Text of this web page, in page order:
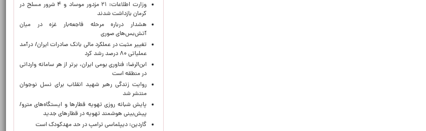
وزارت اطلاعات: ۲۱ مزدور موساد و ۴ شرور مسلح در
کرمان بازداشت شدند
هشدار درباره مرحله فاجعه‌بار غزه در میان
آتش‌بس‌های صوری
تغییر مثبت در عملکرد مالی بانک صادرات ایران/ درآمد
عملیاتی ۸۰ درصد رشد کرد
ابن‌الرضا: فناوری بومی ایران، برتر از هر سامانه وارداتی
در منطقه است
روایت زندگی رهبر شهید انقلاب برای نسل نوجوان
منتشر شد
پایش شبانه روزی تهویه قطارها و ایستگاه‌های مترو/
پیش‌بینی هوشمند تهویه در قطارهای جدید
گاردین: دیپلماسی ترامپ در حد مهدکودک است